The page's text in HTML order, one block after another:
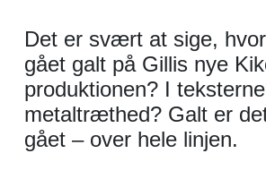
Det er svært at sige,
gået galt på Gillis nye
produktionen? I
metaltræthed? Galt er
gået – over hele linjen.